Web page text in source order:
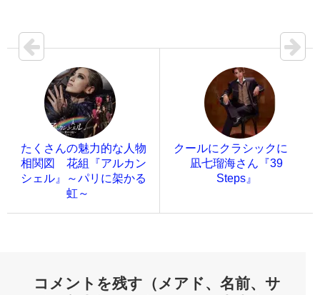
たくさんの魅力的な人物
相関図 花組『アルカン
シェル』～パリに架かる
虹～
クールにクラシックに
凪七瑠海さん『39
Steps』
コメントを残す（メアド、名前、サ